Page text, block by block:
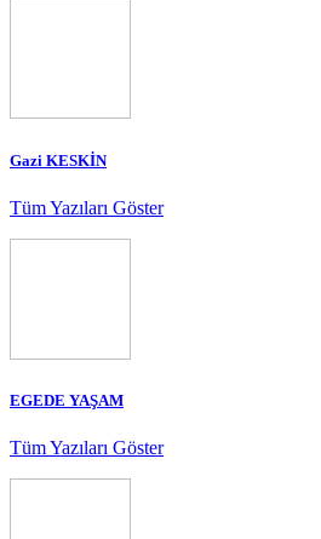
Gazi KESKİN
Tüm Yazıları Göster
EGEDE YAŞAM
Tüm Yazıları Göster